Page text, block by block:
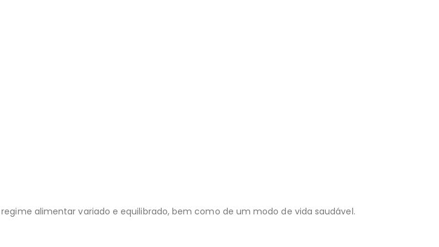
alimentar variado e equilibrado, bem como de um modo de vida saudável.